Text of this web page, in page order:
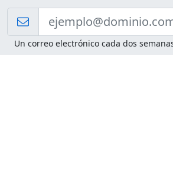
Un correo electrónico cada dos